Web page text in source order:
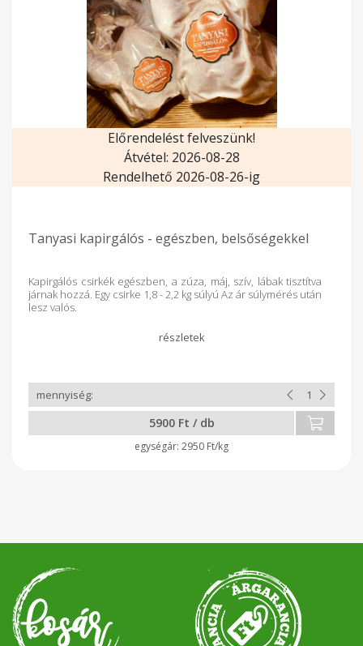
Előrendelést felveszünk!
Átvétel: 2026-08-28
Rendelhető 2026-08-26-ig
Tanyasi kapirgálós - egészben, belsőségekkel
Kapirgálós csirkék egészben, a zúza, máj, szív, lábak tisztítva
járnak hozzá. Egy csirke 1,8 - 2,2 kg súlyú Az ár súlymérés után
lesz valós.
5900 Ft / db
2950 Ft/kg